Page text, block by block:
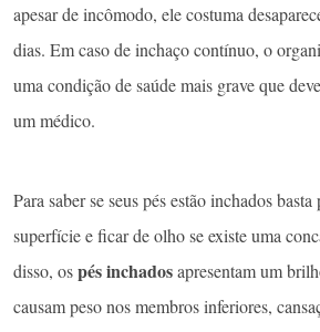
apesar de incômodo, ele costuma
dias. Em caso de inchaço contínuo, o
uma condição de saúde mais grave que
um médico.
Para saber se seus pés estão inchados
superfície e ficar de olho se existe uma
disso, ospés inchadosapresentam um
causam peso nos membros inferiores,